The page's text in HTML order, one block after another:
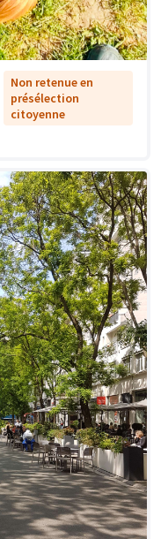
Non retenue en
présélection
citoyenne